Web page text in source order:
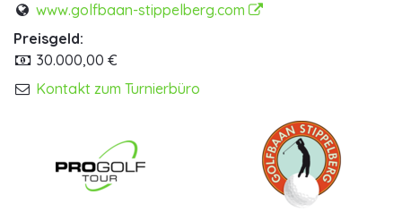
www.golfbaan-stippelberg.com
Preisgeld:
30.000,00 €
Kontakt zum Turnierbüro